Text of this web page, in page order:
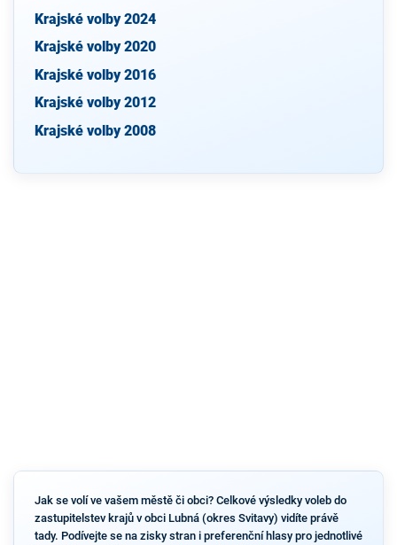
Krajské volby 2024
Krajské volby 2020
Krajské volby 2016
Krajské volby 2012
Krajské volby 2008
Jak se volí ve vašem městě či obci? Celkové výsledky voleb do
zastupitelstev krajů v obci Lubná (okres Svitavy) vidíte právě
tady. Podívejte se na zisky stran i preferenční hlasy pro jednotlivé